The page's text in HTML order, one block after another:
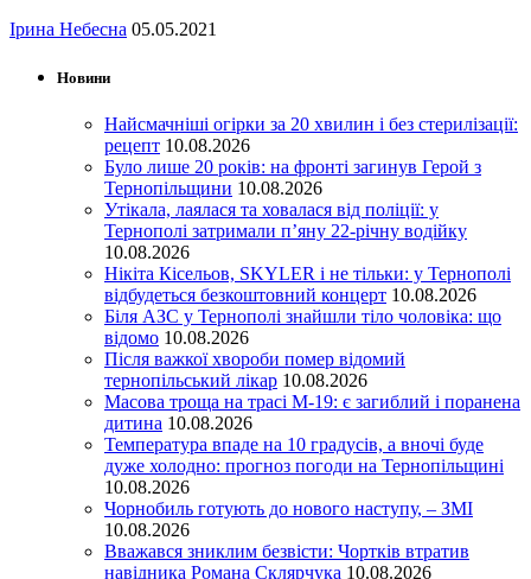
Ірина Небесна 05.05.2021
Новини
Найсмачніші огірки за 20 хвилин і без стерилізації:
рецепт 10.08.2026
Було лише 20 років: на фронті загинув Герой з
Тернопільщини 10.08.2026
Утікала, лаялася та ховалася від поліції: у
Тернополі затримали п’яну 22-річну водійку
10.08.2026
Нікіта Кісельов, SKYLER і не тільки: у Тернополі
відбудеться безкоштовний концерт 10.08.2026
Біля АЗС у Тернополі знайшли тіло чоловіка: що
відомо 10.08.2026
Після важкої хвороби помер відомий
тернопільський лікар 10.08.2026
Масова троща на трасі М-19: є загиблий і поранена
дитина 10.08.2026
Температура впаде на 10 градусів, а вночі буде
дуже холодно: прогноз погоди на Тернопільщині
10.08.2026
Чорнобиль готують до нового наступу, – ЗМІ
10.08.2026
Вважався зниклим безвісти: Чортків втратив
навідника Романа Склярчука 10.08.2026